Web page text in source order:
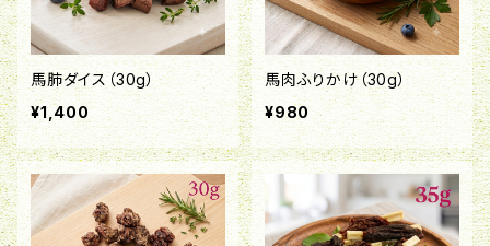
馬肺ダイス（30g）
¥1,400
馬肉ふりかけ（30g）
¥980